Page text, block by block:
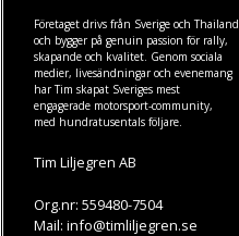
Företaget drivs från Sverige och Thailand
och bygger på genuin passion för rally,
skapande och kvalitet. Genom sociala
medier, livesändningar och evenemang
har Tim skapat Sveriges mest
engagerade motorsport-community,
med hundratusentals följare.
Tim Liljegren AB
Org.nr: 559480-7504
Mail: info@timliljegren.se